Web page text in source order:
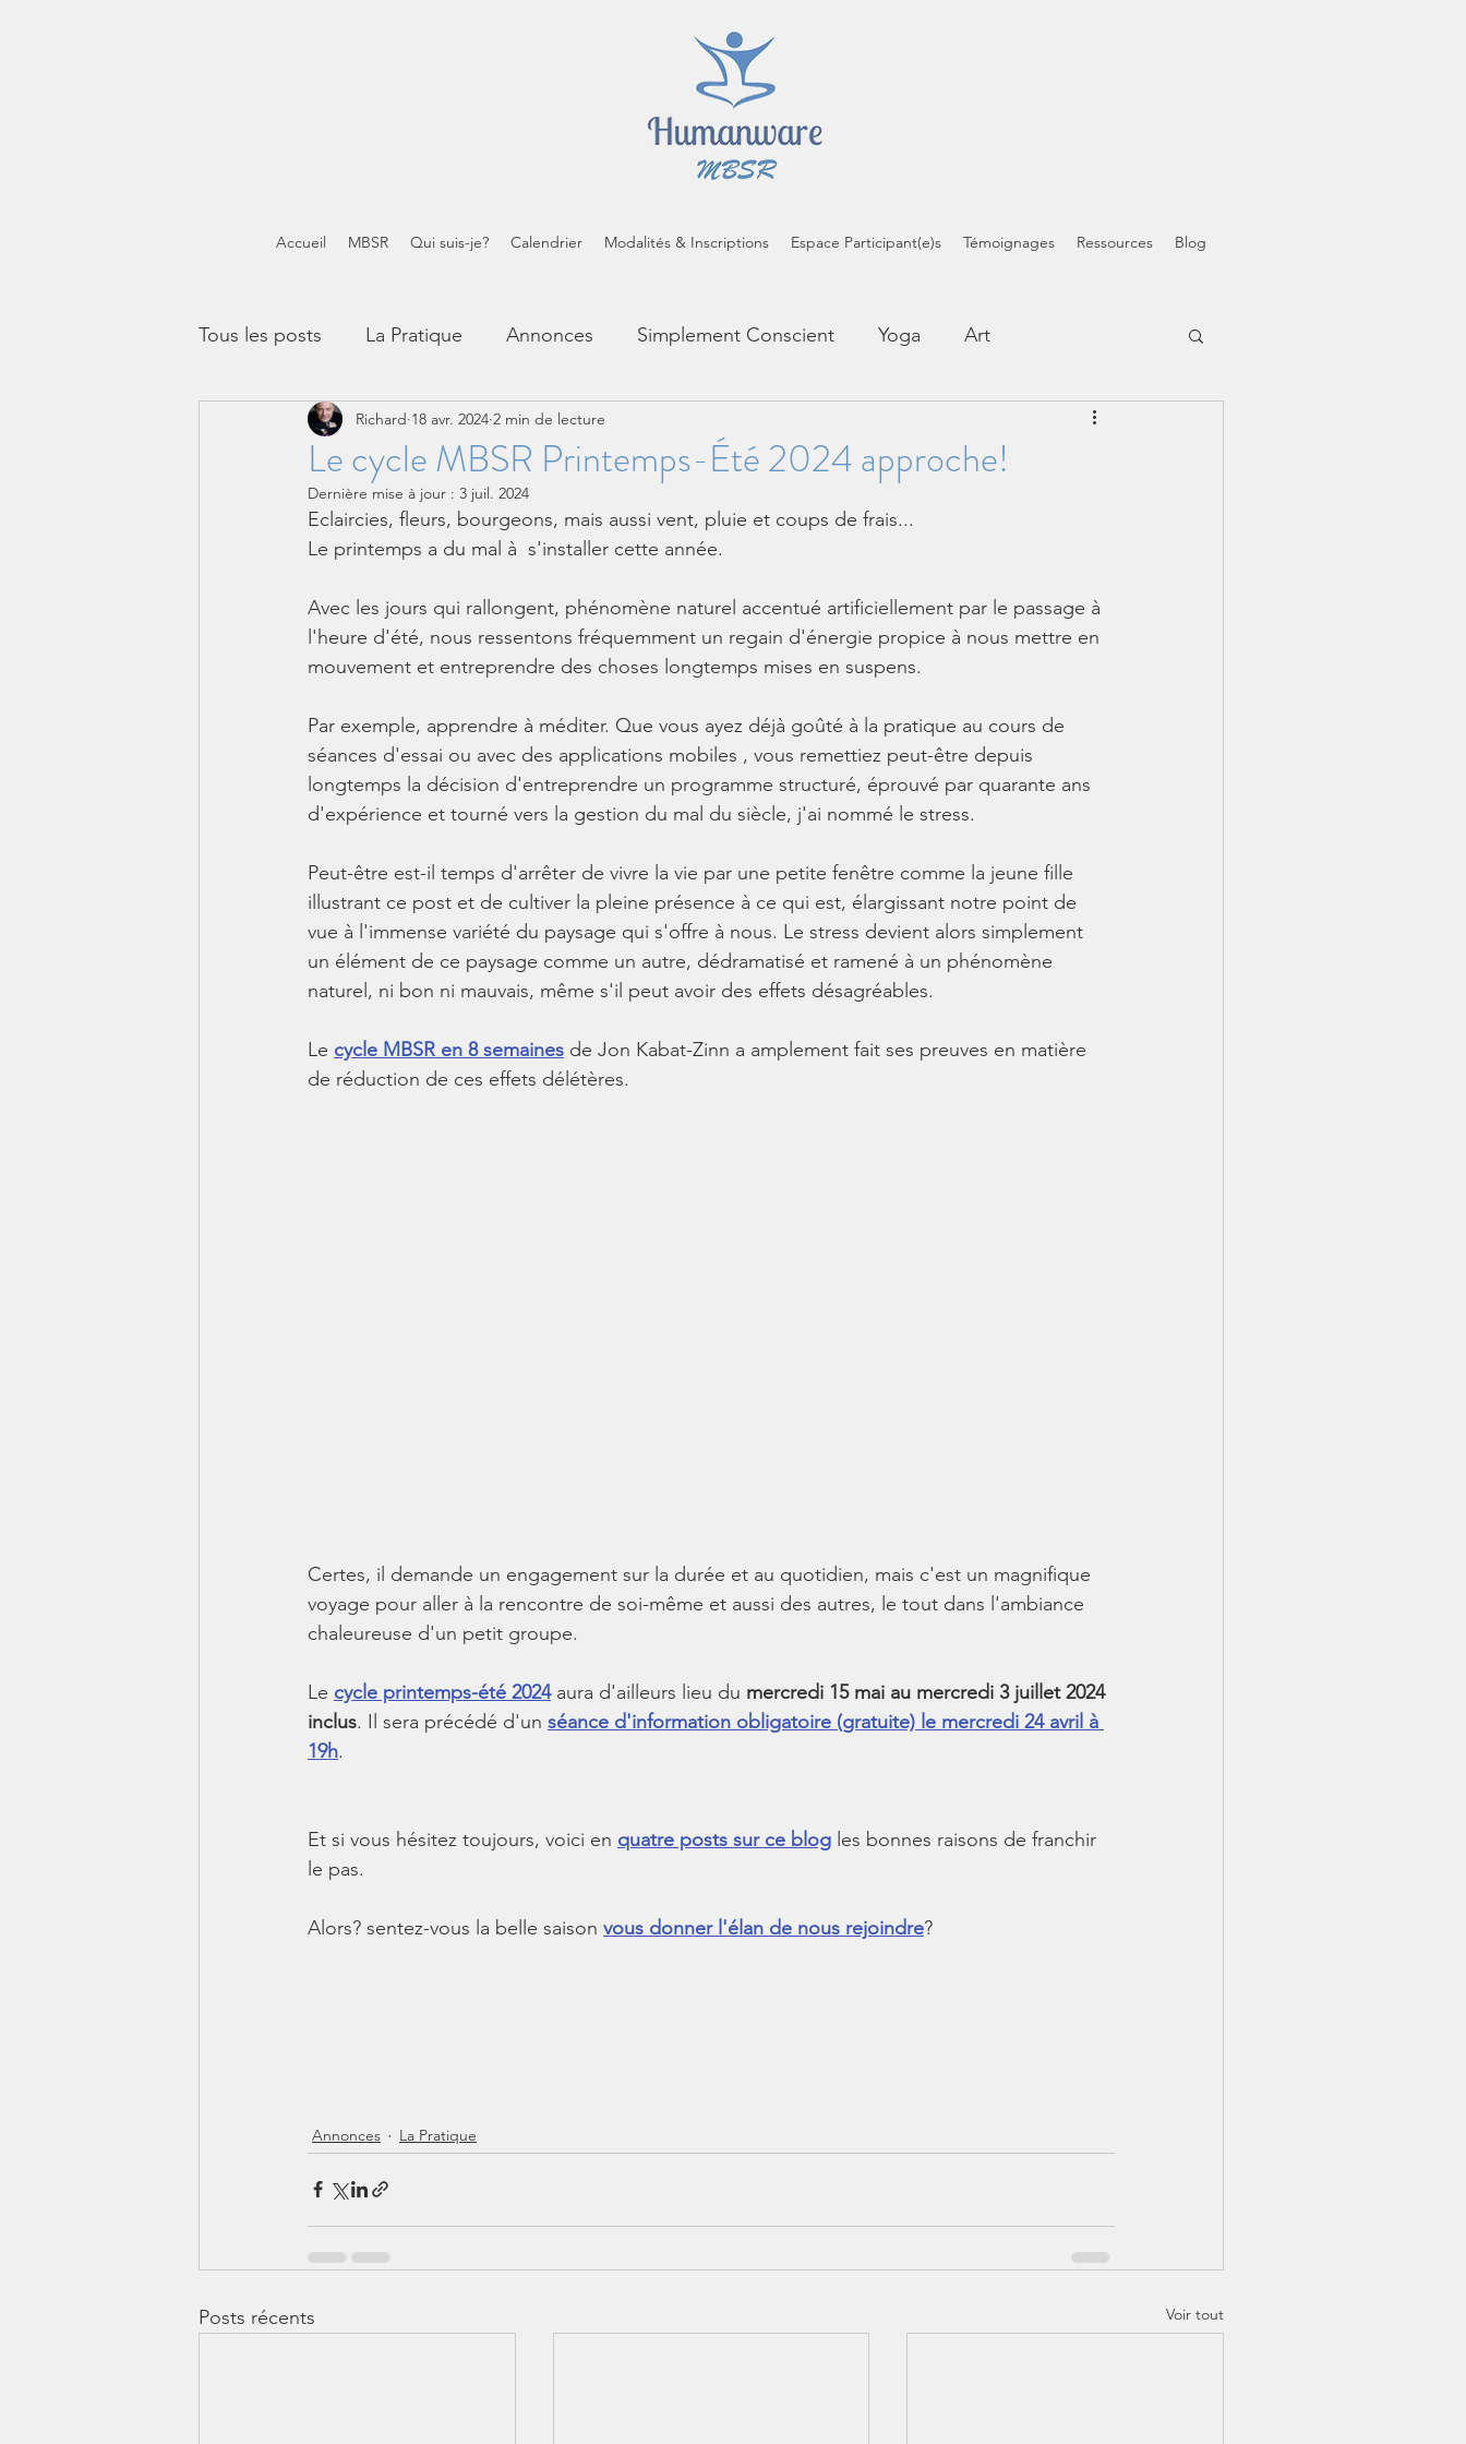
Accueil MBSR Qui suis-je? Calendrier Modalités & Inscriptions Espace Participant(e)s Témoignages Ressources Blog
Tous les posts La Pratique Annonces Simplement Conscient Yoga Art
Méditations guidées Micropratiques
Le cycle MBSR Printemps-Été 2024 approche!
Richard 18 avr. 2024 2 min de lecture
Dernière mise à jour : 3 juil. 2024
Eclaircies, fleurs, bourgeons, mais aussi vent, pluie et coups de frais...
Le printemps a du mal à  s'installer cette année.
Avec les jours qui rallongent, phénomène naturel accentué artificiellement par le passage à
l'heure d'été, nous ressentons fréquemment un regain d'énergie propice à nous mettre en
mouvement et entreprendre des choses longtemps mises en suspens.
Par exemple, apprendre à méditer. Que vous ayez déjà goûté à la pratique au cours de
séances d'essai ou avec des applications mobiles , vous remettiez peut-être depuis
longtemps la décision d'entreprendre un programme structuré, éprouvé par quarante ans
d'expérience et tourné vers la gestion du mal du siècle, j'ai nommé le stress.
Peut-être est-il temps d'arrêter de vivre la vie par une petite fenêtre comme la jeune fille
illustrant ce post et de cultiver la pleine présence à ce qui est, élargissant notre point de
vue à l'immense variété du paysage qui s'offre à nous. Le stress devient alors simplement
un élément de ce paysage comme un autre, dédramatisé et ramené à un phénomène
naturel, ni bon ni mauvais, même s'il peut avoir des effets désagréables.
Le cycle MBSR en 8 semaines de Jon Kabat-Zinn a amplement fait ses preuves en matière
de réduction de ces effets délétères.
Certes, il demande un engagement sur la durée et au quotidien, mais c'est un magnifique
voyage pour aller à la rencontre de soi-même et aussi des autres, le tout dans l'ambiance
chaleureuse d'un petit groupe.
Le cycle printemps-été 2024 aura d'ailleurs lieu du mercredi 15 mai au mercredi 3 juillet 2024
inclus. Il sera précédé d'un séance d'information obligatoire (gratuite) le mercredi 24 avril à
19h.
Et si vous hésitez toujours, voici en quatre posts sur ce blog les bonnes raisons de franchir
le pas.
Alors? sentez-vous la belle saison vous donner l'élan de nous rejoindre?
Annonces La Pratique
Posts récents Voir tout